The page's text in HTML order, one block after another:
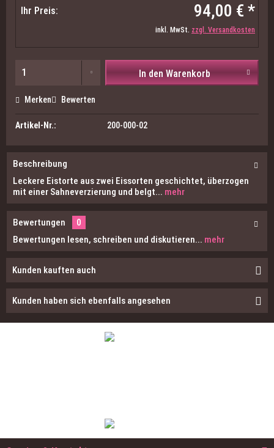
Ihr Preis: 94,00 € *
inkl. MwSt. zzgl. Versandkosten
In den Warenkorb
Merken Bewerten
Artikel-Nr.: 200-000-02
Beschreibung
Leckere Eistorte aus zwei Eissorten geschichtet, überzogen
mit einer Sahneverzierung und belgt... mehr
Bewertungen
0
Bewertungen lesen, schreiben und diskutieren... mehr
Kunden kauften auch
Kunden haben sich ebenfalls angesehen